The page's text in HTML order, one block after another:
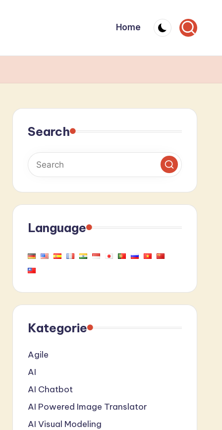
Home
Search
Language
Kategorie
Agile
AI
AI Chatbot
AI Powered Image Translator
AI Visual Modeling